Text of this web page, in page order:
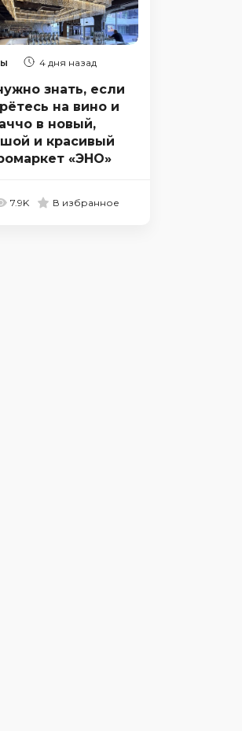
4 дня назад
знать, если
на вино и
в новый,
и красивый
«ЭНО»
7.9K В избранное